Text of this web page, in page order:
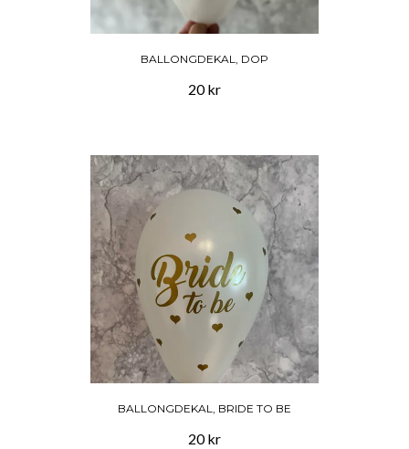
BALLONGDEKAL, DOP
20 kr
BALLONGDEKAL, BRIDE TO BE
20 kr